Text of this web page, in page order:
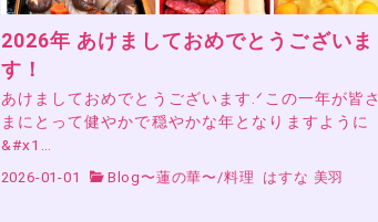
2026年 あけましておめでとうございま
す！
あけましておめでとうございます.ᐟこの一年が皆
まにとって健やかで穏やかな年となりますように
&#x1…
2026-01-01 Blog〜蓮の華〜 /料理 はすな 美羽